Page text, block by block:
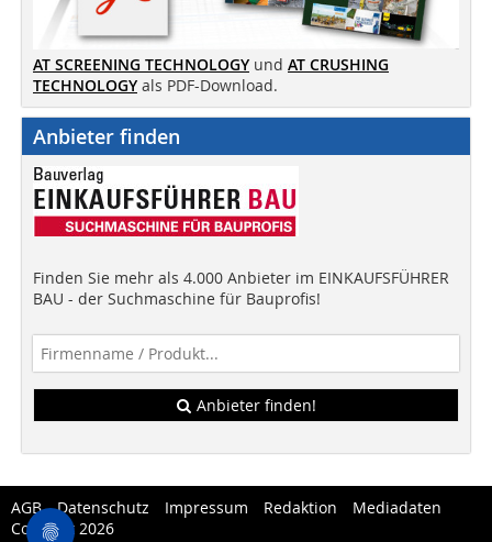
AT SCREENING TECHNOLOGY und AT CRUSHING
TECHNOLOGY als PDF-Download.
Anbieter finden
Finden Sie mehr als 4.000 Anbieter im EINKAUFSFÜHRER
BAU - der Suchmaschine für Bauprofis!
Anbieter finden!
AGB Datenschutz Impressum Redaktion
Mediadaten
Copytest 2026